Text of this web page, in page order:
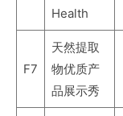
Health
F7
天然提取
物优质产
品展示秀